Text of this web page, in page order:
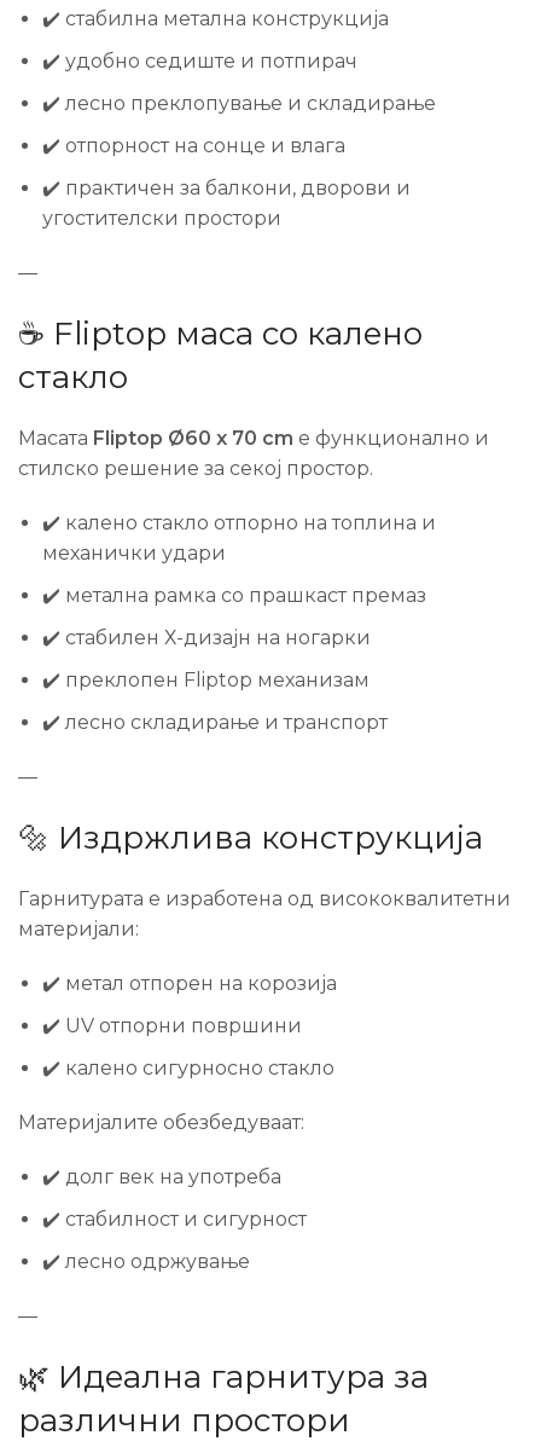
✔️ стабилна метална конструкција
✔️ удобно седиште и потпирач
✔️ лесно преклопување и складирање
✔️ отпорност на сонце и влага
✔️ практичен за балкони, дворови и
угостителски простори
—
☕ Fliptop маса со калено
стакло
Масата Fliptop Ø60 x 70 cm е функционално и
стилско решение за секој простор.
✔️ калено стакло отпорно на топлина и
механички удари
✔️ метална рамка со прашкаст премаз
✔️ стабилен Х-дизајн на ногарки
✔️ преклопен Fliptop механизам
✔️ лесно складирање и транспорт
—
🔩 Издржлива конструкција
Гарнитурата е изработена од висококвалитетни
материјали:
✔️ метал отпорен на корозија
✔️ UV отпорни површини
✔️ калено сигурносно стакло
Материјалите обезбедуваат:
✔️ долг век на употреба
✔️ стабилност и сигурност
✔️ лесно одржување
—
🌿 Идеална гарнитура за
различни простори